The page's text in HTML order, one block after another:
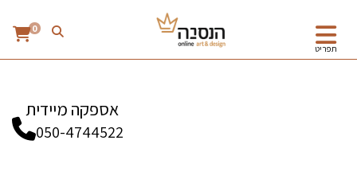
תפריט
0
אספקה מיידית
050-4744522